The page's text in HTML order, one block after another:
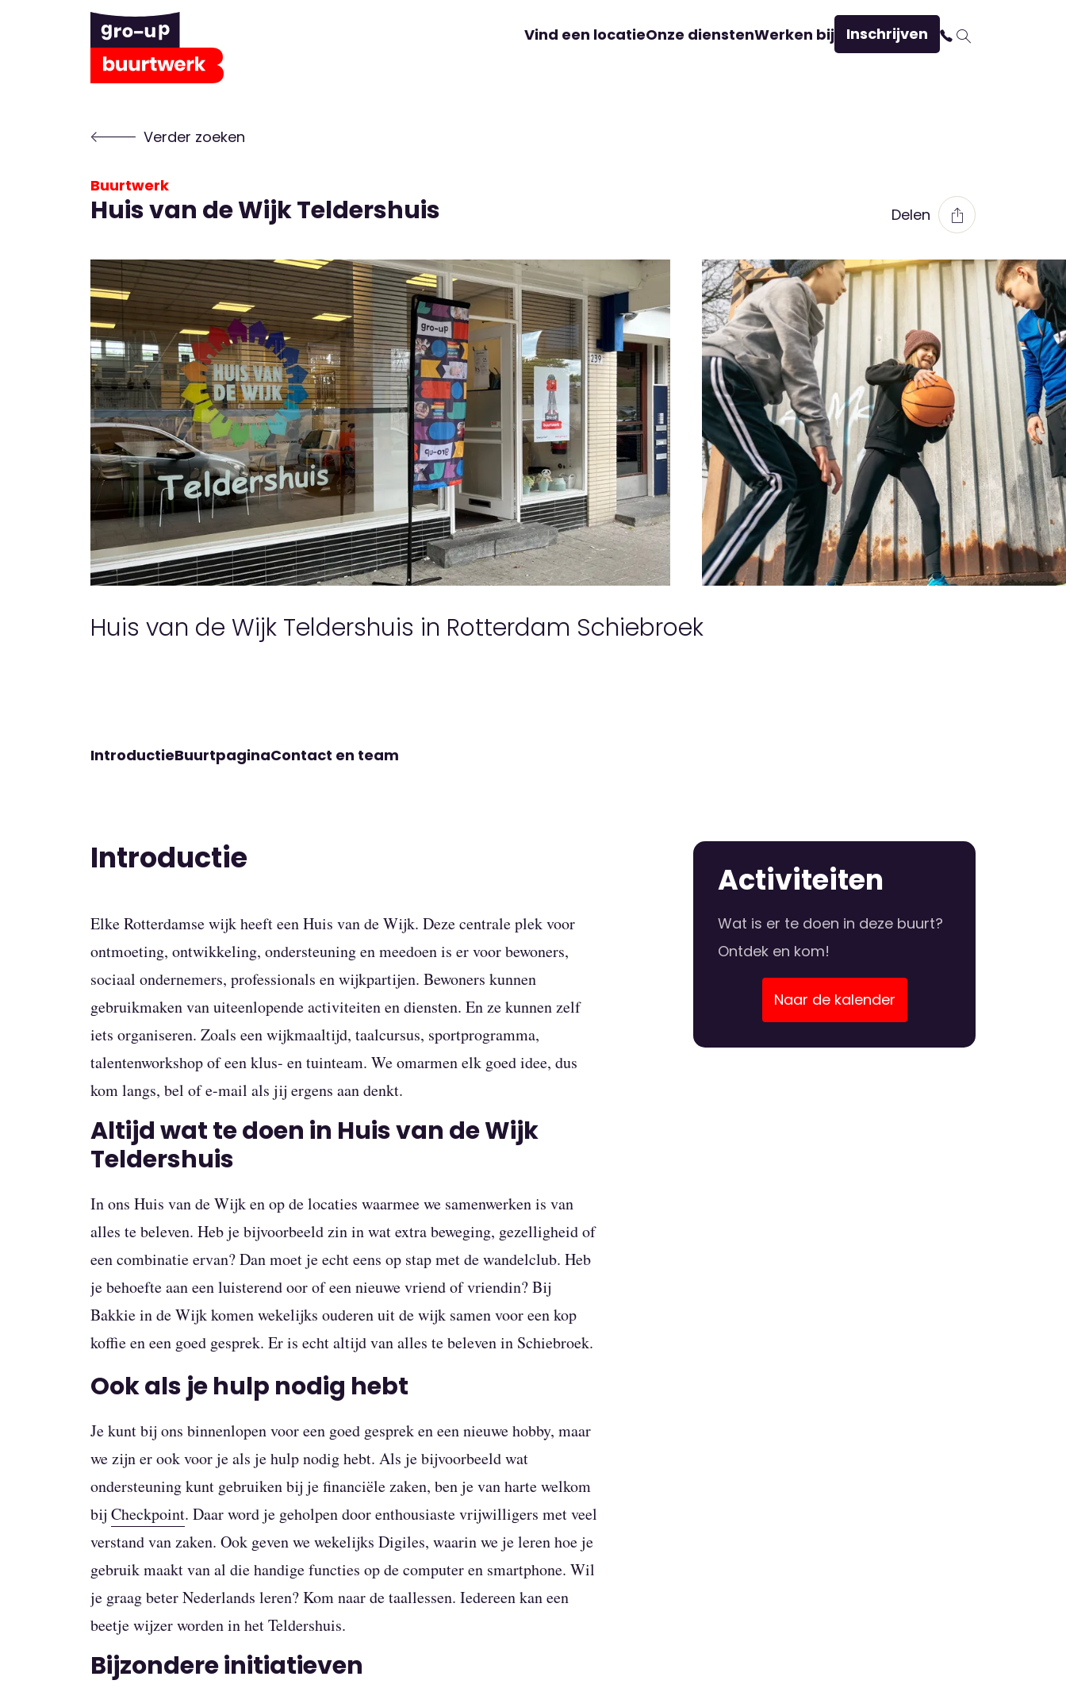
Vind een locatieOnze dienstenWerken bij Inschrijven
Verder zoeken
Buurtwerk
Huis van de Wijk Teldershuis Delen
Huis van de Wijk Teldershuis in Rotterdam Schiebroek
IntroductieBuurtpaginaContact en team
Introductie
Elke Rotterdamse wijk heeft een Huis van de Wijk. Deze centrale plek voor
ontmoeting, ontwikkeling, ondersteuning en meedoen is er voor bewoners,
sociaal ondernemers, professionals en wijkpartijen. Bewoners kunnen
gebruikmaken van uiteenlopende activiteiten en diensten. En ze kunnen zelf
iets organiseren. Zoals een wijkmaaltijd, taalcursus, sportprogramma,
talentenworkshop of een klus- en tuinteam. We omarmen elk goed idee, dus
kom langs, bel of e-mail als jij ergens aan denkt.
Altijd wat te doen in Huis van de Wijk
Teldershuis
In ons Huis van de Wijk en op de locaties waarmee we samenwerken is van
alles te beleven. Heb je bijvoorbeeld zin in wat extra beweging, gezelligheid of
een combinatie ervan? Dan moet je echt eens op stap met de wandelclub. Heb
je behoefte aan een luisterend oor of een nieuwe vriend of vriendin? Bij
Bakkie in de Wijk komen wekelijks ouderen uit de wijk samen voor een kop
koffie en een goed gesprek. Er is echt altijd van alles te beleven in Schiebroek.
Ook als je hulp nodig hebt
Je kunt bij ons binnenlopen voor een goed gesprek en een nieuwe hobby, maar
we zijn er ook voor je als je hulp nodig hebt. Als je bijvoorbeeld wat
ondersteuning kunt gebruiken bij je financiële zaken, ben je van harte welkom
bij Checkpoint. Daar word je geholpen door enthousiaste vrijwilligers met veel
verstand van zaken. Ook geven we wekelijks Digiles, waarin we je leren hoe je
gebruik maakt van al die handige functies op de computer en smartphone. Wil
je graag beter Nederlands leren? Kom naar de taallessen. Iedereen kan een
beetje wijzer worden in het Teldershuis.
Bijzondere initiatieven
Activiteiten
Wat is er te doen in deze buurt?
Ontdek en kom!
Naar de kalender